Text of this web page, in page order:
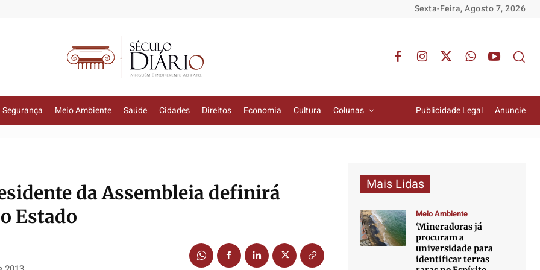
Sexta-Feira, Agosto 7, 2026
Segurança Meio Ambiente Saúde Cidades Direitos Economia Cultura Colunas Publicidade Legal Anuncie
da Assembleia definirá
Estado
Mais Lidas
Meio Ambiente
‘Mineradoras já
procuram a
universidade para
identificar terras